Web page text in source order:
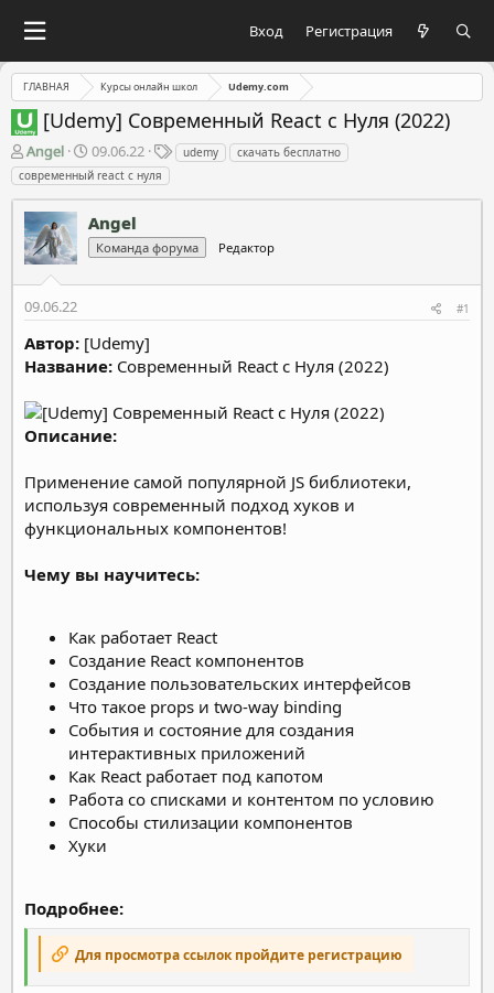
Вход Регистрация
ГЛАВНАЯ Курсы онлайн школ Udemy.com
[Udemy] Современный React с Нуля (2022)
А
в
т
о
р
т
е
м
ы
Angel
Д
а
т
н
а
а
09.06.22
Тudemy
скачать бесплатно
современный react с нуля
Angel
Команда форума Редактор
09.06.22 #1
Автор: [Udemy]
Название: Современный React с Нуля (2022)
Описание:
Применение самой популярной JS библиотеки,
используя современный подход хуков и
функциональных компонентов!
Чему вы научитесь:
Как работает React
Создание React компонентов
Создание пользовательских интерфейсов
Что такое props и two-way binding
Cобытия и состояние для создания
интерактивных приложений
Как React работает под капотом
Работа со списками и контентом по условию
Способы стилизации компонентов
Хуки
Подробнее:
Для просмотра ссылок пройдите регистрацию